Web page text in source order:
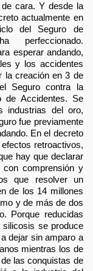
cara. Y desde la
actualmente en
del Seguro de
perfeccionado.
esperar andando,
y los accidentes
la creación en 3 de
Seguro contra la
de Accidentes. Se
industrias del oro,
fue previamente
En el decreto
retroactivos,
hay que declarar
con comprensión y
que resolver un
de los 14 millones
y de más de dos
Porque reducidas
silicosis se produce
dejar sin amparo a
mientras los de
las conquistas de